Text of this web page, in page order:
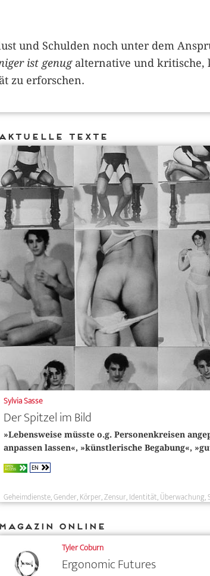
und Schulden noch unter dem
ist genugalternative und kritische,
zu erforschen.
Aktuelle Texte
Sylvia Sasse
Der Spitzel im Bild
»Lebensweise müsste o.g. Personenkreisen
anpassen lassen«, »künstlerische Begabung«,
OPEN
ACCESS EN
Geheimdienste Gender Körper Zensur Identität Überwachung
Magazin Online
Tyler Coburn
Ergonomic Futures